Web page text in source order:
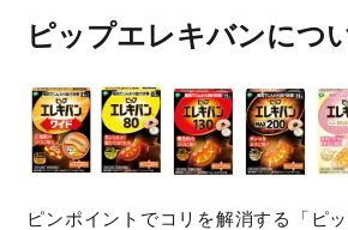
ピップエレキバンにつ
ピンポイントでコリを解消する「ピ